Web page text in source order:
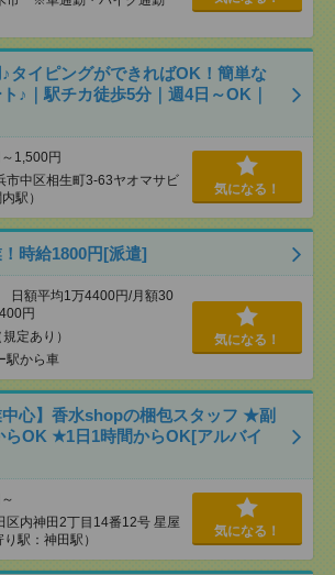
タイピングができればOK！簡単な
♪｜駅チカ徒歩5分｜週4日～OK｜
1,500円
市中区相生町3-63ヤオマサビ
駅）
気になる！
時給1800円[派遣]
日額平均1万4400円/月額30
円
定あり）
駅から車
気になる！
中心】香水shopの梱包スタッフ ★副
OK ★1日1時間からOK[アルバイ
区内神田2丁目14番12号 星屋
駅：神田駅）
気になる！